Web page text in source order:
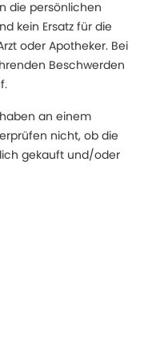
die persönlichen
kein Ersatz für die
oder Apotheker. Bei
Beschwerden
an einem
nicht, ob die
gekauft und/oder